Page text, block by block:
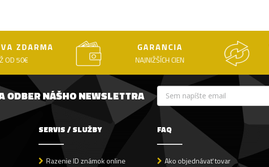
ZDARMA
OD 50€
GARANCIA
NAJNIŽŠÍCH CIEN
ODBER NÁŠHO NEWSLETTRA
SERVIS / SLUŽBY
Razenie ID známok online
FAQ
Ako objednávať tovar